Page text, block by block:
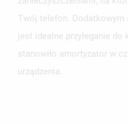
Twój telefon. Dodatkowym
jest idealne przyleganie do
stanowiło amortyzator w
urządzenia.